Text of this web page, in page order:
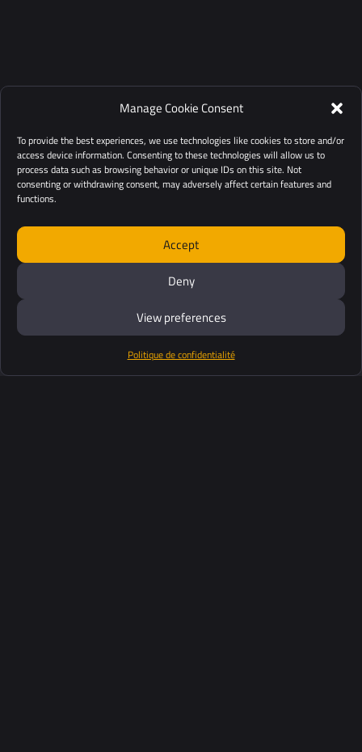
Manage Cookie Consent
To provide the best experiences, we use technologies like cookies to store and/or
access device information. Consenting to these technologies will allow us to
process data such as browsing behavior or unique IDs on this site. Not
consenting or withdrawing consent, may adversely affect certain features and
functions.
Accept
Deny
View preferences
Politique de confidentialité